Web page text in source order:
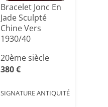
Bracelet Jonc En
Jade Sculpté
Chine Vers
1930/40
20ème siècle
380 €
SIGNATURE ANTIQUITÉ